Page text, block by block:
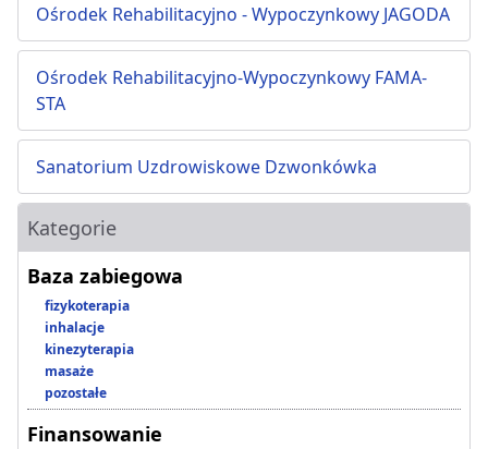
Ośrodek Rehabilitacyjno - Wypoczynkowy JAGODA
Ośrodek Rehabilitacyjno-Wypoczynkowy FAMA-
STA
Sanatorium Uzdrowiskowe Dzwonkówka
Kategorie
Baza zabiegowa
fizykoterapia
inhalacje
kinezyterapia
masaże
pozostałe
Finansowanie